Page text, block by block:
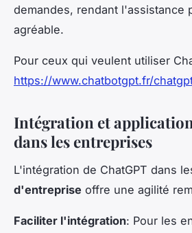
demandes, rendant l'assistance
agréable.
Pour ceux qui veulent utiliser
https://www.chatbotgpt.fr/
Intégration et
dans les entreprises
L'intégration de ChatGPT dans
d'entreprise offre une agilité
Faciliter l'intégration: Pour les